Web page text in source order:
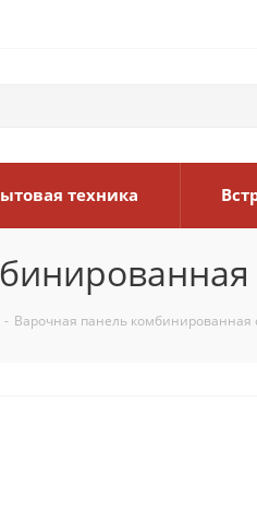
техника
- Варочная панель комбинированная